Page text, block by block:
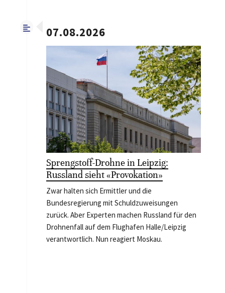
07.08.2026
Sprengstoff-Drohne in Leipzig:
Russland sieht «Provokation»
Zwar halten sich Ermittler und die
Bundesregierung mit Schuldzuweisungen
zurück. Aber Experten machen Russland für den
Drohnenfall auf dem Flughafen Halle/Leipzig
verantwortlich. Nun reagiert Moskau.